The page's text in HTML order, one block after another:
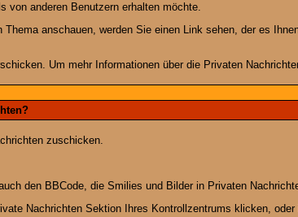
von anderen Benutzern erhalten möchte.
anschauen, werden Sie einen Link sehen, der es
Um mehr Informationen über die Privaten
zuschicken.
den BBCode, die Smilies und Bilder in Privaten
Nachrichten Sektion Ihres Kontrollzentrums klicken,